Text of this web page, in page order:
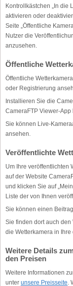
Kontrollkästchen „In die
aktivieren oder
Seite „Öffentliche
Nutzer die
anzusehen.
Öffentliche
Öffentliche
oder Registrierung
Installieren Sie die
CameraFTP Viewer-
Sie können Live-
ansehen.
Veröffentlichte
Um Ihre veröffentlichten
auf der Website
und klicken Sie auf
Liste der von Ihnen
Sie können einen
Sie finden dort auch
die Wetterkamera in
Weitere Details
den Preisen
Weitere Informationen
unter unsere Preisseite.